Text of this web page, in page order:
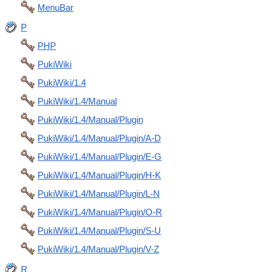
MenuBar
P
PHP
PukiWiki
PukiWiki/1.4
PukiWiki/1.4/Manual
PukiWiki/1.4/Manual/Plugin
PukiWiki/1.4/Manual/Plugin/A-D
PukiWiki/1.4/Manual/Plugin/E-G
PukiWiki/1.4/Manual/Plugin/H-K
PukiWiki/1.4/Manual/Plugin/L-N
PukiWiki/1.4/Manual/Plugin/O-R
PukiWiki/1.4/Manual/Plugin/S-U
PukiWiki/1.4/Manual/Plugin/V-Z
R